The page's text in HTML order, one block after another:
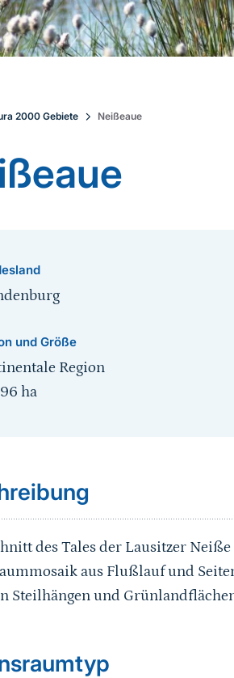
2000 Gebiete Neißeaue
und Größe
Region
ha
des Tales der Lausitzer
aus Flußlauf und
Steilhängen und